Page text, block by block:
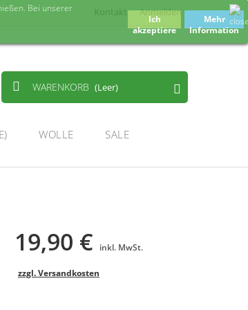
Anmelden
Kontakt
WARENKORB (Leer)
WOLLE SALE
Bei unserer
Ich
akzeptiere
Mehr
Information
19,90 € inkl. MwSt.
zzgl. Versandkosten